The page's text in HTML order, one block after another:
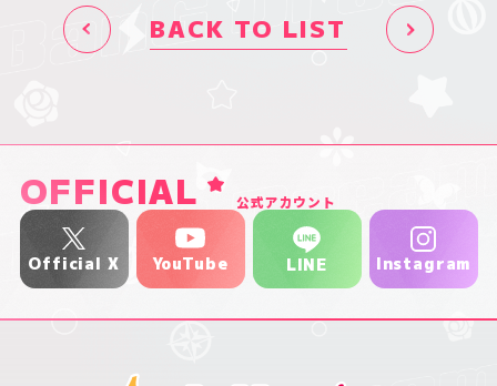
BACK TO LIST
OFFICIAL 公式アカウント
Official X YouTube LINE Instagram